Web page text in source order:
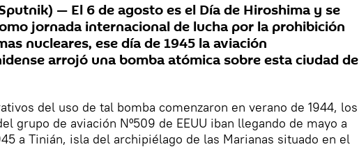
— El 6 de agosto es el Día de Hiroshima y se
jornada internacional de lucha por la prohibición
nucleares, ese día de 1945 la aviación
arrojó una bomba atómica sobre esta ciudad de
del uso de tal bomba comenzaron en verano de 1944, los
grupo de aviación Nº509 de EEUU iban llegando de mayo a
a Tinián, isla del archipiélago de las Marianas situado en el